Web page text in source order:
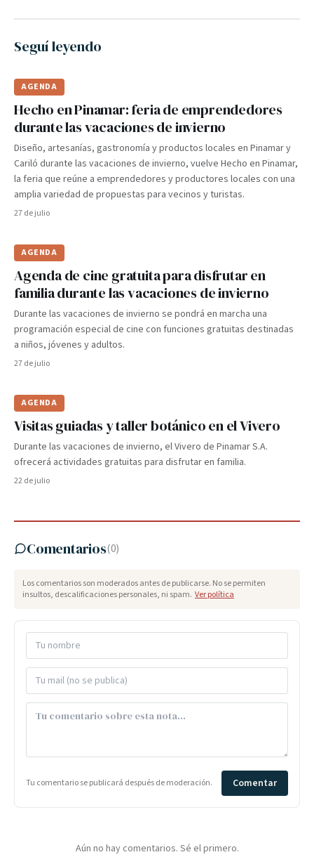
Seguí leyendo
AGENDA
Hecho en Pinamar: feria de emprendedores
durante las vacaciones de invierno
Diseño, artesanías, gastronomía y productos locales en Pinamar y
Cariló durante las vacaciones de invierno, vuelve Hecho en Pinamar,
la feria que reúne a emprendedores y productores locales con una
amplia variedad de propuestas para vecinos y turistas.
27 de julio
AGENDA
Agenda de cine gratuita para disfrutar en
familia durante las vacaciones de invierno
Durante las vacaciones de invierno se pondrá en marcha una
programación especial de cine con funciones gratuitas destinadas
a niños, jóvenes y adultos.
27 de julio
AGENDA
Visitas guiadas y taller botánico en el Vivero
Durante las vacaciones de invierno, el Vivero de Pinamar S.A.
ofrecerá actividades gratuitas para disfrutar en familia.
22 de julio
Comentarios(0)
Los comentarios son moderados antes de publicarse. No se permiten
insultos, descalificaciones personales, ni spam. Ver política
Tu comentario se publicará después de moderación. Comentar
Aún no hay comentarios. Sé el primero.